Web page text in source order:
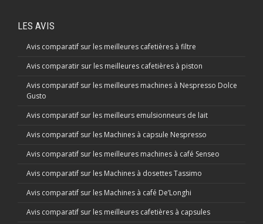
LES AVIS
Avis comparatif sur les meilleures cafetières à filtre
Avis comparatir sur les meilleures cafetières à piston
Avis comparatif sur les meilleures machines à Nespresso Dolce
Gusto
Avis comparatif sur les meilleurs emulsionneurs de lait
Avis comparatif sur les Machines à capsule Nespresso
Avis comparatif sur les meilleures machines à café Senseo
Avis comparatif sur les Machines à dosettes Tassimo
Avis comparatif sur les Machines à café De’Longhi
Avis comparatif sur les meilleures cafetières à capsules